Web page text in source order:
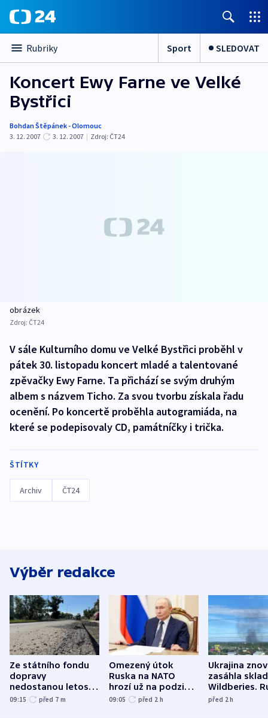
Rubriky Sport SLEDOVAT
Koncert Ewy Farne ve Velké
Bystřici
Bohdan Štěpánek - Olomouc
3. 12. 2007
3. 12. 2007 | Zdroj: ČT24
obrázek
Zdroj: ČT24
V sále Kulturního domu ve Velké Bystřici proběhl v
pátek 30. listopadu koncert mladé a talentované
zpěvačky Ewy Farne. Ta přichází se svým druhým
albem s názvem Ticho. Za svou tvorbu získala řadu
ocenění. Po koncertě proběhla autogramiáda, na
které se podepisovaly CD, památníčky i trička.
ŠTÍTKY
Archiv ČT24
Výběr redakce
Ze státního fondu
dopravy
nedostanou letos
kraje na silnice ani
09:15 před 7 m
Omezený útok
Ruska na NATO
hrozí už na podzim,
varují tajné služby
09:05 před 2 h
Ukrajina
zasáhla
Wildberies.
útočili v
před 2h